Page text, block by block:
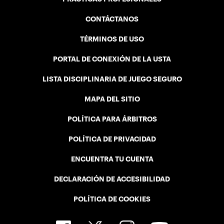
CONTÁCTANOS
TÉRMINOS DE USO
PORTAL DE CONEXIÓN DE LA USTA
LISTA DISCIPLINARIA DE JUEGO SEGURO
MAPA DEL SITIO
POLÍTICA PARA ÁRBITROS
POLÍTICA DE PRIVACIDAD
ENCUENTRA TU CUENTA
DECLARACIÓN DE ACCESIBILIDAD
POLÍTICA DE COOKIES